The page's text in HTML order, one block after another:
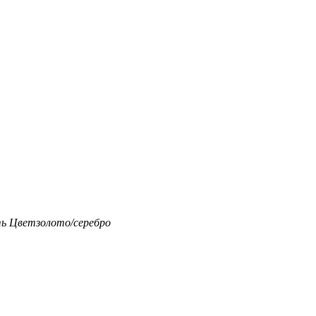
Цветзолото/серебро